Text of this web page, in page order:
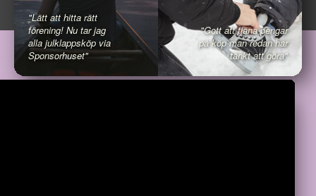
"Lätt att hitta rätt
förening! Nu tar jag
alla julklappsköp via
Sponsorhuset"
"Gott att tjäna pengar
på köp man redan har
tänkt att göra"